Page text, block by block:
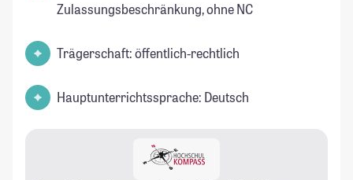
Zulassungsbeschränkung, ohne NC
Trägerschaft: öffentlich-rechtlich
Hauptunterrichtssprache: Deutsch